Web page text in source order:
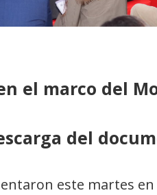
el marco del
del
este martes